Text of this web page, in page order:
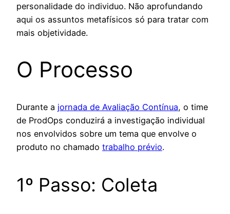
personalidade do individuo. Não aprofundando
aqui os assuntos metafísicos só para tratar com
mais objetividade.
O Processo
Durante a jornada de Avaliação Contínua, o time
de ProdOps conduzirá a investigação individual
nos envolvidos sobre um tema que envolve o
produto no chamado trabalho prévio.
1º Passo: Coleta